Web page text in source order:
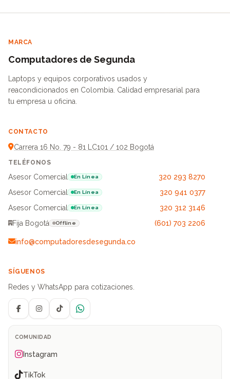
MARCA
Computadores de Segunda
Laptops y equipos corporativos usados y
reacondicionados en Colombia. Calidad empresarial para
tu empresa u oficina.
CONTACTO
Carrera 16 No. 79 - 81 LC101 / 102 Bogotá
TELÉFONOS
Asesor Comercial En Línea
320 293 8270
Asesor Comercial
En Línea
320 941 0377
Asesor Comercial
En Línea
320 312 3146
Fija Bogotá
Offline (601) 703 2206
info@computadoresdesegunda.co
SÍGUENOS
Redes y WhatsApp para cotizaciones.
FacebookInstagramTikTokWhatsApp
COMUNIDAD
Instagram
TikTok